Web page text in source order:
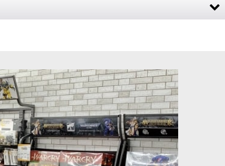
[APスピードペイント]パステルサーモン[WP2085
750円(税込)